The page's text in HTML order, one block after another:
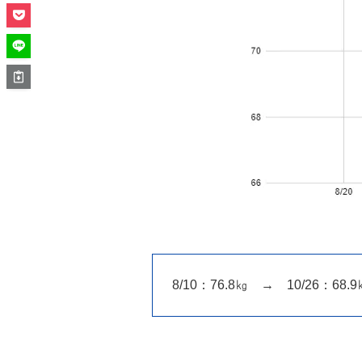
8/10：76.8㎏ → 10/26：68.9